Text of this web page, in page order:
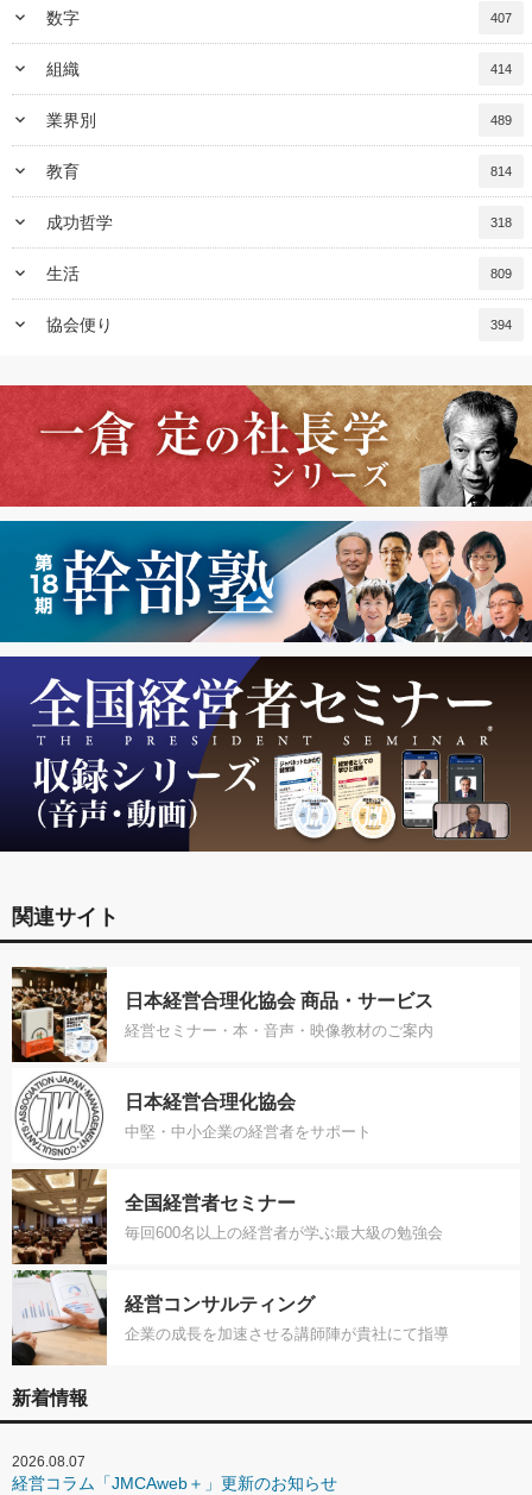
keyboard_arrow_down 数字 407
keyboard_arrow_down 組織 414
keyboard_arrow_down 業界別 489
keyboard_arrow_down 教育 814
keyboard_arrow_down 成功哲学 318
keyboard_arrow_down 生活 809
keyboard_arrow_down 協会便り 394
関連サイト
日本経営合理化協会 商品・サービス
経営セミナー・本・音声・映像教材のご案内
日本経営合理化協会
中堅・中小企業の経営者をサポート
全国経営者セミナー
毎回600名以上の経営者が学ぶ最大級の勉強会
経営コンサルティング
企業の成長を加速させる講師陣が貴社にて指導
新着情報
2026.08.07
経営コラム「JMCAweb＋」更新のお知らせ